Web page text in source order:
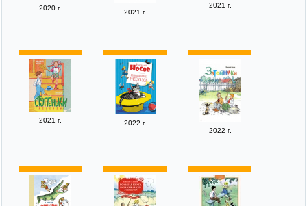
2020 г.
2021 г.
2021 г.
2021 г.
2022 г.
2022 г.